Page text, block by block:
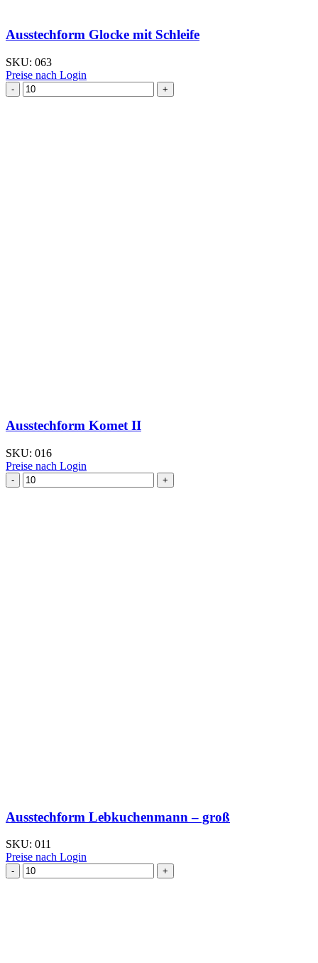
Ausstechform Glocke mit Schleife
SKU: 063
Preise nach Login
Ausstechform Glocke
mit
Ausstechform Komet II
SKU: 016
Preise nach Login
Ausstechform Komet
II
Ausstechform Lebkuchenmann – groß
SKU: 011
Preise nach Login
Ausstechform Lebkuchenmann
–